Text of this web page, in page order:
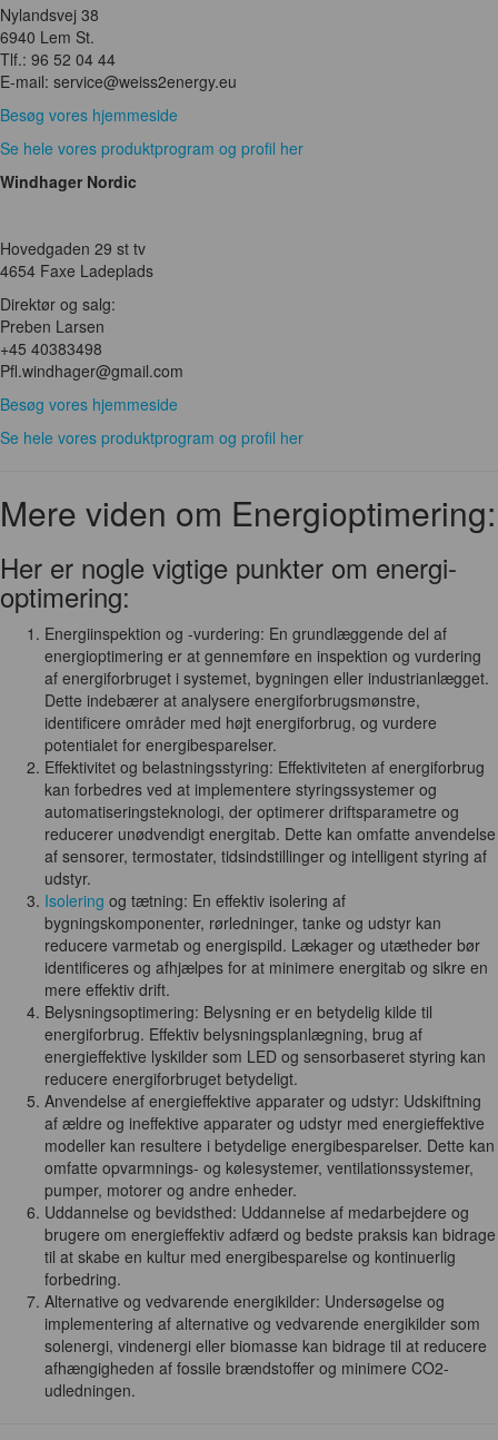
Nylandsvej 38
6940 Lem St.
Tlf.: 96 52 04 44
E-mail: service@weiss2energy.eu
Besøg vores hjemmeside
Se hele vores produktprogram og profil her
Windhager Nordic
Hovedgaden 29 st tv
4654 Faxe Ladeplads
Direktør og salg:
Preben Larsen
+45 40383498
Pfl.windhager@gmail.com
Besøg vores hjemmeside
Se hele vores produktprogram og profil her
Mere viden om Energioptimering:
Her er nogle vigtige punkter om energi-
optimering:
Energiinspektion og -vurdering: En grundlæggende del af
energioptimering er at gennemføre en inspektion og vurdering
af energiforbruget i systemet, bygningen eller industrianlægget.
Dette indebærer at analysere energiforbrugsmønstre,
identificere områder med højt energiforbrug, og vurdere
potentialet for energibesparelser.
Effektivitet og belastningsstyring: Effektiviteten af energiforbrug
kan forbedres ved at implementere styringssystemer og
automatiseringsteknologi, der optimerer driftsparametre og
reducerer unødvendigt energitab. Dette kan omfatte anvendelse
af sensorer, termostater, tidsindstillinger og intelligent styring af
udstyr.
Isolering og tætning: En effektiv isolering af
bygningskomponenter, rørledninger, tanke og udstyr kan
reducere varmetab og energispild. Lækager og utætheder bør
identificeres og afhjælpes for at minimere energitab og sikre en
mere effektiv drift.
Belysningsoptimering: Belysning er en betydelig kilde til
energiforbrug. Effektiv belysningsplanlægning, brug af
energieffektive lyskilder som LED og sensorbaseret styring kan
reducere energiforbruget betydeligt.
Anvendelse af energieffektive apparater og udstyr: Udskiftning
af ældre og ineffektive apparater og udstyr med energieffektive
modeller kan resultere i betydelige energibesparelser. Dette kan
omfatte opvarmnings- og kølesystemer, ventilationssystemer,
pumper, motorer og andre enheder.
Uddannelse og bevidsthed: Uddannelse af medarbejdere og
brugere om energieffektiv adfærd og bedste praksis kan bidrage
til at skabe en kultur med energibesparelse og kontinuerlig
forbedring.
Alternative og vedvarende energikilder: Undersøgelse og
implementering af alternative og vedvarende energikilder som
solenergi, vindenergi eller biomasse kan bidrage til at reducere
afhængigheden af fossile brændstoffer og minimere CO2-
udledningen.